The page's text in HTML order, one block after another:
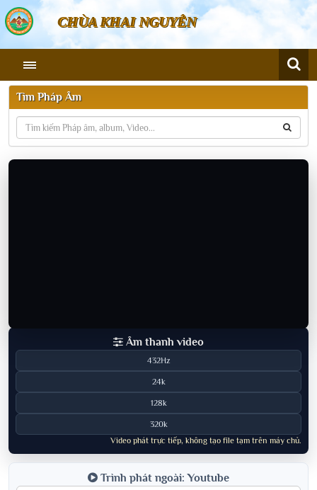
CHÙA KHAI NGUYÊN
Tìm Pháp Âm
Âm thanh video
432Hz
24k
128k
320k
Video phát trực tiếp, không tạo file tạm trên máy chủ.
Trình phát ngoài: Youtube